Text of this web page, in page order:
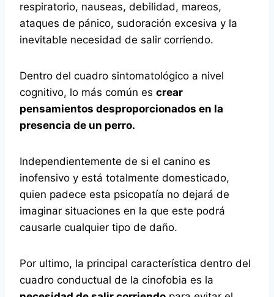
respiratorio, nauseas, debilidad, mareos,
ataques de pánico, sudoración excesiva y la
inevitable necesidad de salir corriendo.
Dentro del cuadro sintomatológico a nivel
cognitivo, lo más común es crear
pensamientos desproporcionados en la
presencia de un perro.
Independientemente de si el canino es
inofensivo y está totalmente domesticado,
quien padece esta psicopatía no dejará de
imaginar situaciones en la que este podrá
causarle cualquier tipo de daño.
Por ultimo, la principal característica dentro del
cuadro conductual de la cinofobia es la